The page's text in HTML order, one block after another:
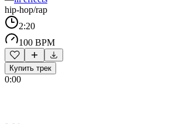
hip-hop/rap
2:20
100 BPM
Купить трек
0:00